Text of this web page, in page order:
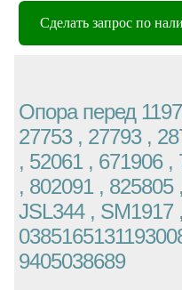
Сделать запрос по
Опора перед
27753 , 27793 ,
, 52061 , 671906 ,
, 802091 , 825805
JSL344 , SM1917
9405038689